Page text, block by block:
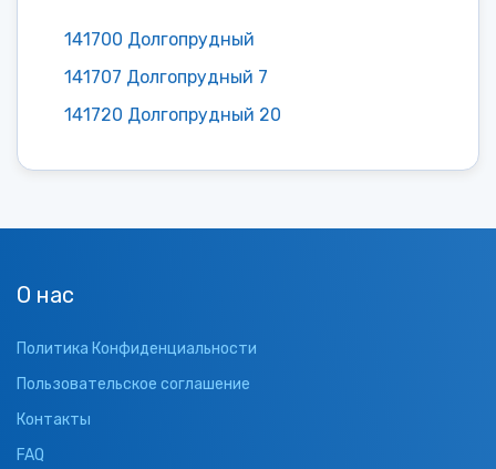
141700 Долгопрудный
141707 Долгопрудный 7
141720 Долгопрудный 20
О нас
Политика Конфиденциальности
Пользовательское соглашение
Контакты
FAQ